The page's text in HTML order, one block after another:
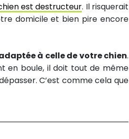
est destructeur. Il risquerait
domicile et bien pire encore
à celle de votre chien.
en boule, il doit tout de même
C’est comme cela que